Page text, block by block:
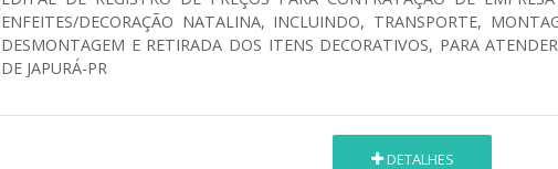
ENFEITES/DECORAÇÃO NATALINA, INCLUINDO, TRANSPORTE,
DESMONTAGEM E RETIRADA DOS ITENS DECORATIVOS, PARA
DE JAPURÁ-PR
DETALHES